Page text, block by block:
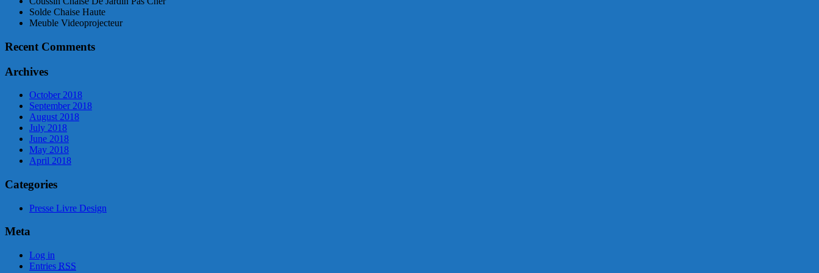
Solde Chaise Haute
Meuble Videoprojecteur
Recent Comments
Archives
October 2018
September 2018
August 2018
July 2018
June 2018
May 2018
April 2018
Categories
Presse Livre Design
Meta
Log in
Entries RSS